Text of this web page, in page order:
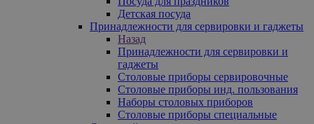
Детская посуда
Принадлежности для сервировки и гаджеты
Назад
Принадлежности для сервировки и
гаджеты
Столовые приборы сервировочные
Столовые приборы инд. пользования
Наборы столовых приборов
Столовые приборы специальные